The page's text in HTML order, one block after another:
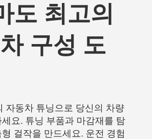
도 최고의
구성 도
자동차 튜닝으로 당신의 차량
요. 튜닝 부품과 마감재를 탐
걸작을 만드세요. 운전 경험